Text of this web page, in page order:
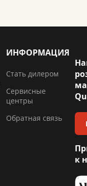
ИНФОРМАЦИЯ
Стать дилером
Сервисные
центры
Обратная связь
к